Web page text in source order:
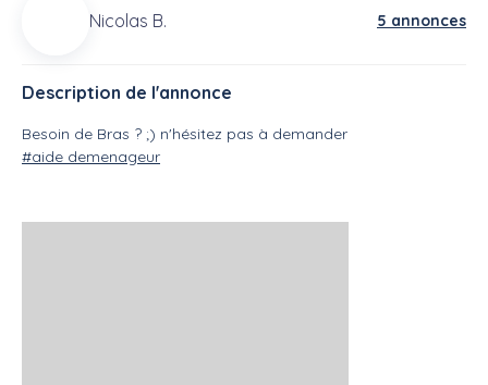
Nicolas B. 5 annonces
Description de l'annonce
Besoin de Bras ? ;) n'hésitez pas à demander
#aide demenageur